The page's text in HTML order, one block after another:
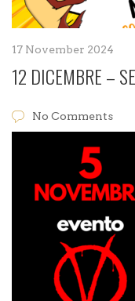
17 November 2024
12 DICEMBRE –
No Comments